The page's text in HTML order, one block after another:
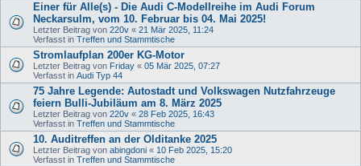
Einer für Alle(s) - Die Audi C-Modellreihe im Audi Forum
Neckarsulm, vom 10. Februar bis 04. Mai 2025!
Letzter Beitrag von 220v « 21 Mär 2025, 11:24
Verfasst in Treffen und Stammtische
Stromlaufplan 200er KG-Motor
Letzter Beitrag von Friday « 05 Mär 2025, 07:27
Verfasst in Audi Typ 44
75 Jahre Legende: Autostadt und Volkswagen Nutzfahrzeuge
feiern Bulli-Jubiläum am 8. März 2025
Letzter Beitrag von 220v « 28 Feb 2025, 16:43
Verfasst in Treffen und Stammtische
10. Auditreffen an der Olditanke 2025
Letzter Beitrag von abingdoni « 10 Feb 2025, 15:20
Verfasst in Treffen und Stammtische